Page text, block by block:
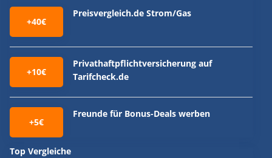
+40€
Preisvergleich.de Strom/Gas
+10€
Privathaftpflichtversicherung auf
Tarifcheck.de
+5€
Freunde für Bonus-Deals werben
Top Vergleiche